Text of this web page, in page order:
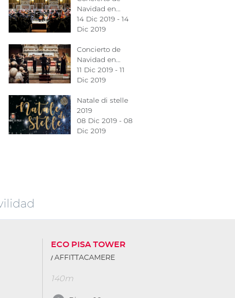
Navidad en...
14 Dic 2019 - 14
Dic 2019
Concierto de
Navidad en...
11 Dic 2019 - 11
Dic 2019
Natale di stelle
2019
08 Dic 2019 - 08
Dic 2019
ECO PISA TOWER
AFFITTACAMERE
140m